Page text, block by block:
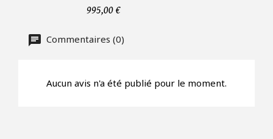
CAPTCHA
995,00 €
Commentaires (0)
Aucun avis n'a été publié pour le moment.